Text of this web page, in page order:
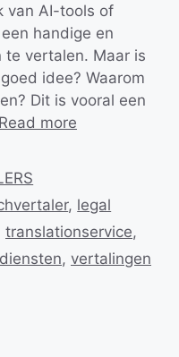
van AI-tools of
handige en
te vertalen. Maar is
idee? Waarom
Dit is vooral een
Read more
, legal
translationservice,
, vertalingen